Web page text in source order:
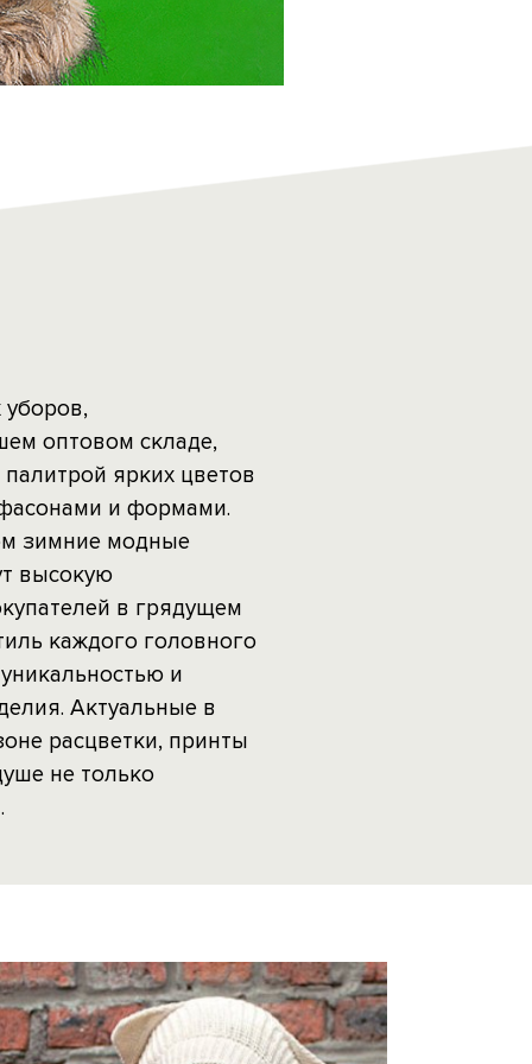
оптовом складе,
ярких цветов
и формами.
зимние модные
высокую
в грядущем
каждого головного
и
Актуальные в
расцветки, принты
не только